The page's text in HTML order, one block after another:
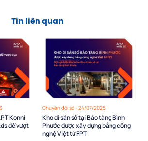
Tin liên quan
Konni
để vượt
Chuyển đổi số - 24/07/2025
Kho di sản số tại Bảo tàng Bình
Phước được xây dựng bằng công
nghệ Việt từ FPT